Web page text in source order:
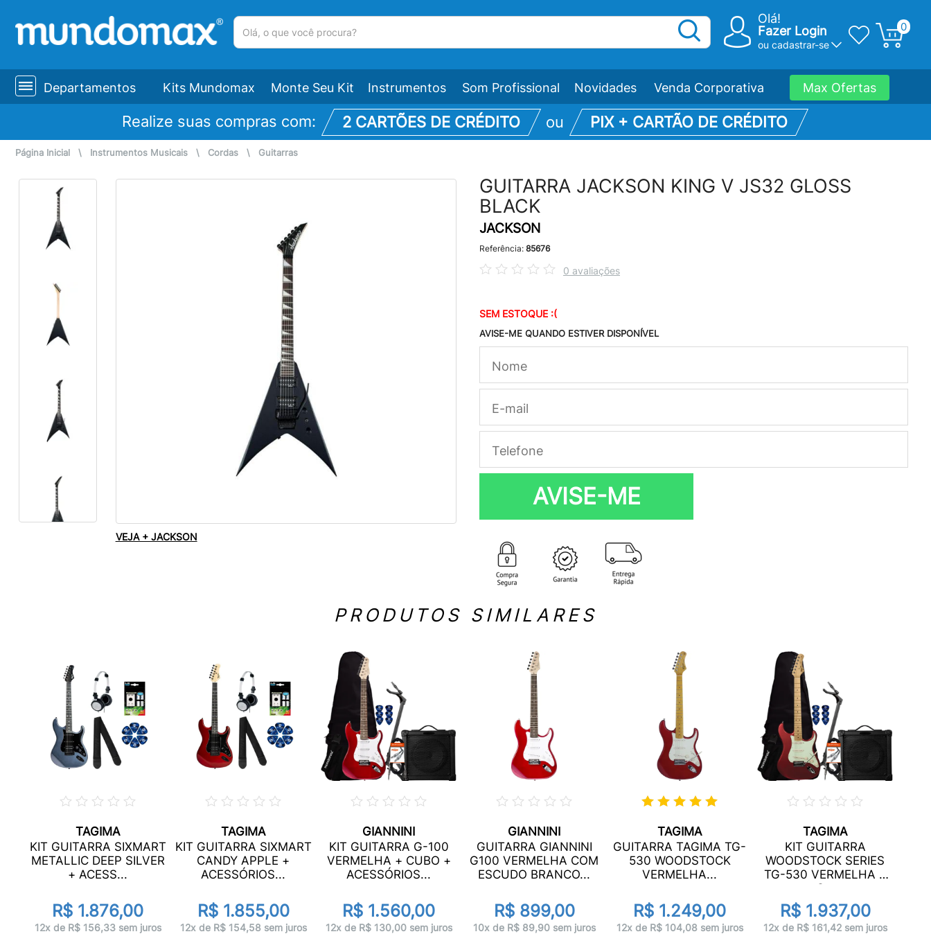
Olá!
Fazer Login
ou cadastrar-se
0
Departamentos Kits Mundomax Monte Seu Kit Instrumentos Som Profissional Novidades Venda Corporativa Max Ofertas
Realize suas compras com: 2 CARTÕES DE CRÉDITO ou PIX + CARTÃO DE CRÉDITO
Página Inicial \ Instrumentos Musicais \ Cordas \ Guitarras
VEJA + JACKSON
GUITARRA JACKSON KING V JS32 GLOSS
BLACK
JACKSON
Referência: 85676
0 avaliações
SEM ESTOQUE :(
AVISE-ME QUANDO ESTIVER DISPONÍVEL
AVISE-ME
PRODUTOS SIMILARES
TAGIMA
KIT GUITARRA SIXMART
METALLIC DEEP SILVER
+ ACESS...
R$ 1.876,00
12x de R$ 156,33 sem juros
TAGIMA
KIT GUITARRA SIXMART
CANDY APPLE +
ACESSÓRIOS...
R$ 1.855,00
12x de R$ 154,58 sem juros
GIANNINI
KIT GUITARRA G-100
VERMELHA + CUBO +
ACESSÓRIOS...
R$ 1.560,00
12x de R$ 130,00 sem juros
GIANNINI
GUITARRA GIANNINI
G100 VERMELHA COM
ESCUDO BRANCO...
R$ 899,00
10x de R$ 89,90 sem juros
TAGIMA
GUITARRA TAGIMA TG-
530 WOODSTOCK
VERMELHA...
R$ 1.249,00
12x de R$ 104,08 sem juros
TAGIMA
KIT GUITARRA
WOODSTOCK SERIES
TG-530 VERMELHA +
C...
R$ 1.937,00
12x de R$ 161,42 sem juros